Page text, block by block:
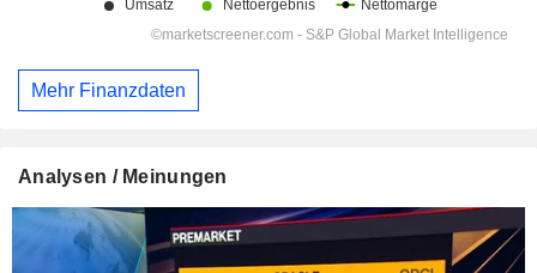
Mehr Finanzdaten
Analysen / Meinungen